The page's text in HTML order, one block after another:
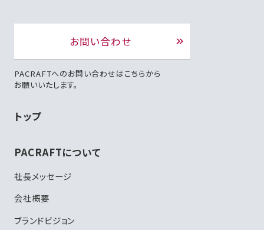
お問い合わせ
PACRAFTへのお問い合わせはこちらから
お願いいたします。
トップ
PACRAFTについて
社長メッセージ
会社概要
ブランドビジョン